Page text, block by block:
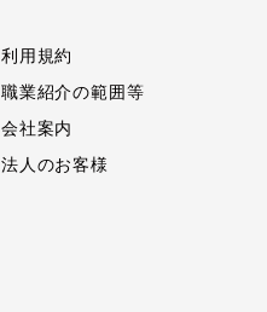
利用規約
職業紹介の範囲等
会社案内
法人のお客様